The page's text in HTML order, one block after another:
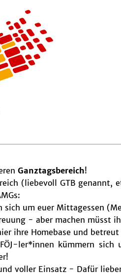
Ganztagsbereich!
(liebevoll GTB
sich um euer Mittagessen
- aber machen müsst
ihre Homebase und
ler*innen kümmern
voller Einsatz - Dafür